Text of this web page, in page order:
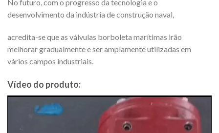
No futuro, com o progresso da tecnologia e o
desenvolvimento da indústria de construção naval,
acredita-se que as válvulas borboleta marítimas irão
melhorar gradualmente e ser amplamente utilizadas em
vários campos industriais.
Vídeo do produto: